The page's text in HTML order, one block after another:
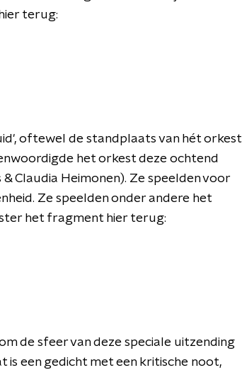
terug:
oftewel de standplaats van hét orkest
het orkest deze ochtend
Claudia Heimonen). Ze speelden voor
Ze speelden onder andere het
het fragment hier terug:
de sfeer van deze speciale uitzending
is een gedicht met een kritische noot,